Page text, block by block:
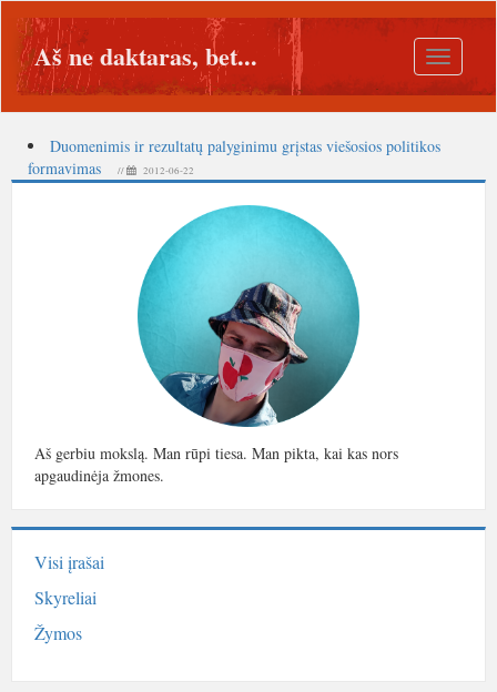
Toggle
Aš ne daktaras, bet...
Duomenimis ir rezultatų palyginimu grįstas viešosios politikos
formavimas
// 2012-06-22
Aš gerbiu mokslą. Man rūpi tiesa. Man pikta, kai kas nors
apgaudinėja žmones.
Visi įrašai
Skyreliai
Žymos